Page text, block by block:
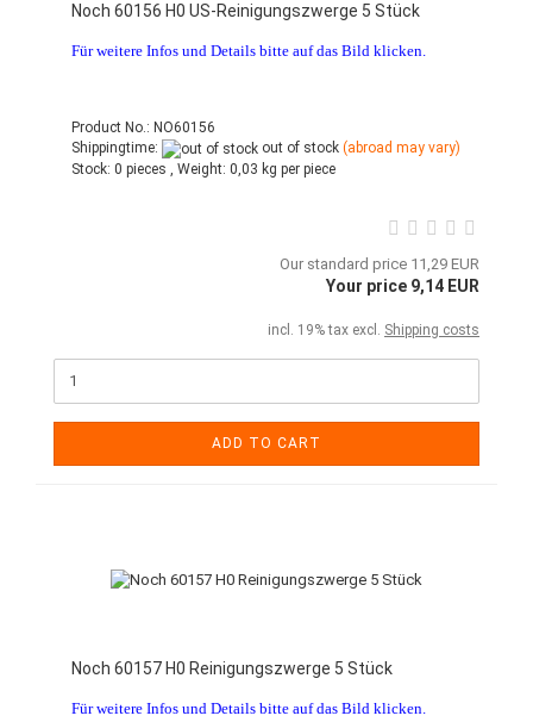
Noch 60156 H0 US-Reinigungszwerge 5 Stück
Für weitere Infos und Details bitte auf das Bild klicken.
Product No.: NO60156
Shippingtime:
out of stock (abroad may vary)
Stock: 0 pieces , Weight: 0,03 kg per piece
Our standard price 11,29 EUR
Your price 9,14 EUR
incl. 19% tax excl. Shipping costs
ADD TO CART
Noch 60157 H0 Reinigungszwerge 5 Stück
Für weitere Infos und Details bitte auf das Bild klicken.